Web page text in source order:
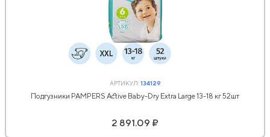
АРТИКУЛ:134129
Подгузники PAMPERS Active Baby-Dry Extra Large 13-18 кг 52шт
2 891.09 ₽